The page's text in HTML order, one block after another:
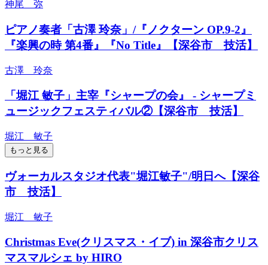
神尾 弥
ピアノ奏者「古澤 玲奈」/『ノクターン OP.9-2』
『楽興の時 第4番』『No Title』【深谷市 技活】
古澤 玲奈
「堀江 敏子」主宰『シャープの会』 - シャープミ
ュージックフェスティバル②【深谷市 技活】
堀江 敏子
もっと見る
ヴォーカルスタジオ代表"堀江敏子"/明日へ【深谷
市 技活】
堀江 敏子
Christmas Eve(クリスマス・イブ) in 深谷市クリス
マスマルシェ by HIRO